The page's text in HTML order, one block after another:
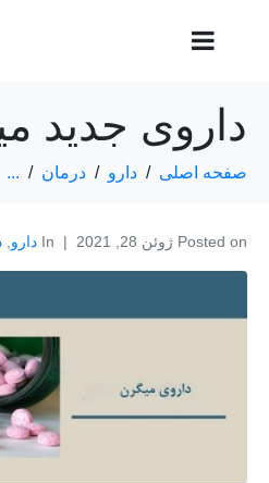
داروی جدید
صفحه اصلی دارو درمان ...
Posted on ژوئن 28, 2021 In دارو